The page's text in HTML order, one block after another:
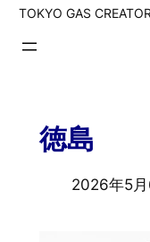
TOKYO GAS
徳島
2026年5月